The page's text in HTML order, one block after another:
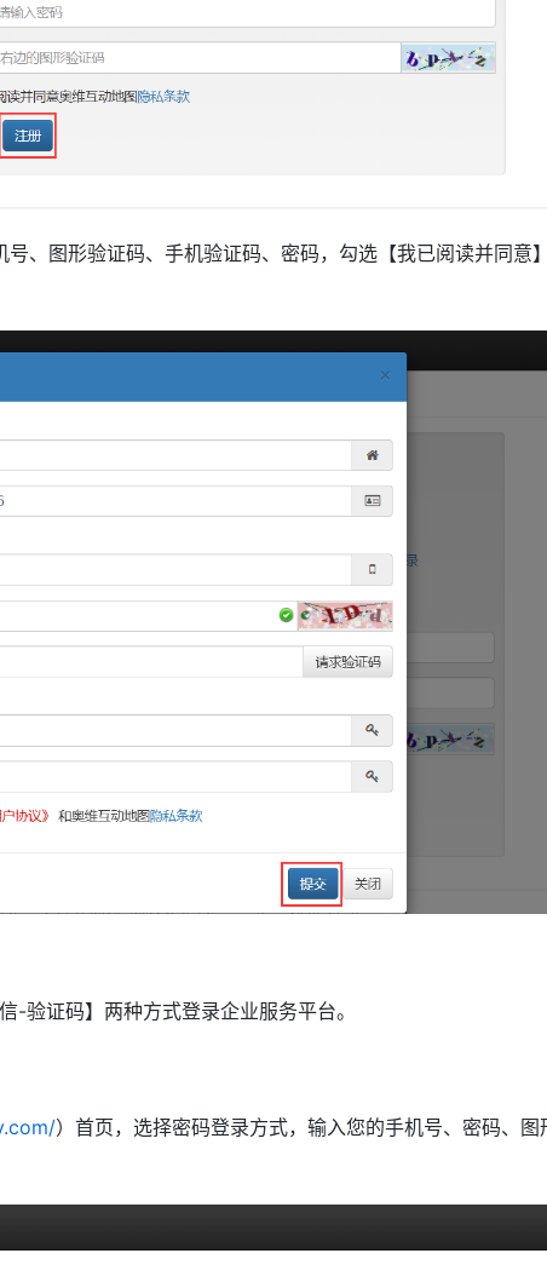
、图形验证码、手机验证码、密码，勾选【我已阅读并同意
验证码】两种方式登录企业服务平台。
）首页，选择密码登录方式，输入您的手机号、密码、图